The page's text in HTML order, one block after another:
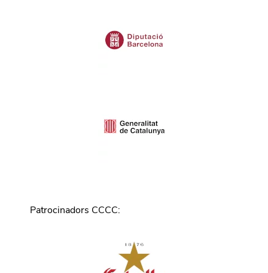
Patrocinadors CCCC: